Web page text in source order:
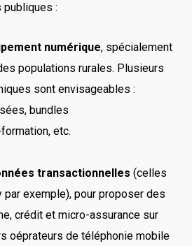
:
numérique, spécialement
populations rurales. Plusieurs
sont envisageables :
bundles
etc.
transactionnelles (celles
par exemple), pour proposer des
crédit et micro-assurance sur
oéprateurs de téléphonie mobile